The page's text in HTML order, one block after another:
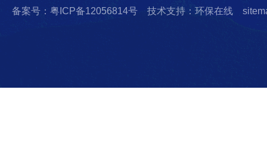
备案号：粤ICP备12056814号 技术支持：环保在线